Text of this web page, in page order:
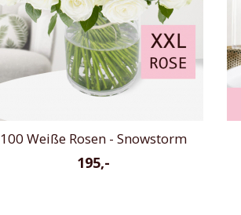
100 Weiße Rosen - Snowstorm
195,-